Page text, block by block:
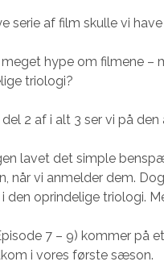
serie af film skulle vi
meget hype om filmene –
triologi?
del 2 af i alt 3 ser vi på
lavet det simple
når vi anmelder dem.
den oprindelige triologi.
7 – 9) kommer på
i vores første sæson.